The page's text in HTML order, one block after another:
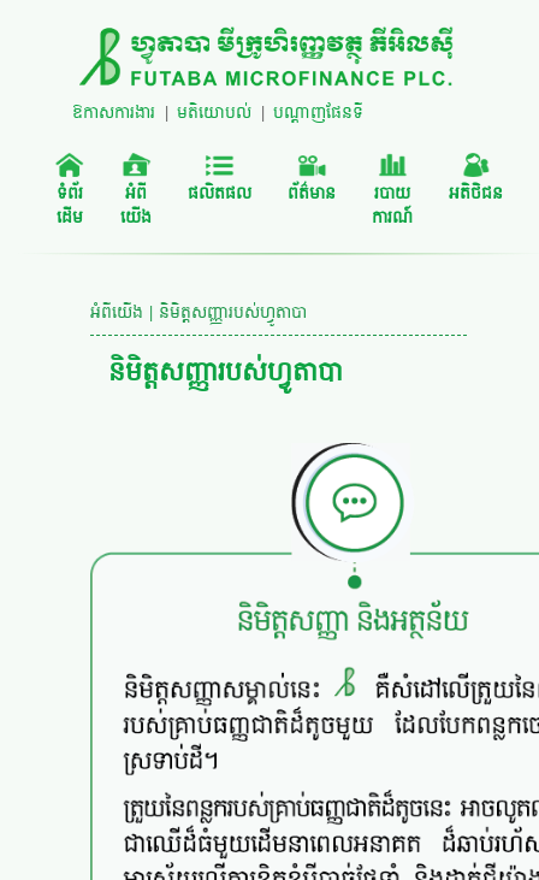
ឱកាសការងារ | មតិយោបល់ | បណ្តាញផែនទី
ទំព័រ
ដើម
អំពី
យើង
ផលិតផល ព័ត៌មាន
របាយ
ការណ៍
អតិថិជន
អំពីយើង | និមិត្តសញ្ញារបស់ហ្វូតាបា
និមិត្តសញ្ញារបស់ហ្វូតាបា